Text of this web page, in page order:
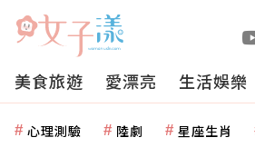
美食旅遊 愛漂亮 生活娛樂
心理測驗 陸劇 星座生肖